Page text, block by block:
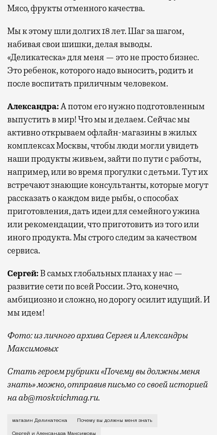
Мясо, фрукты отменного качества.
Мы к этому шли долгих 18 лет. Шаг за шагом,
набивая свои шишки, делая выводы.
«Деликатеска» для меня — это не просто бизнес.
Это ребенок, которого надо выносить, родить и
после воспитать приличным человеком.
Александра:А потом его нужно подготовленным
выпустить в мир! Что мы и делаем. Сейчас мы
активно открываем офлайн-магазины в жилых
комплексах Москвы, чтобы люди могли увидеть
наши продукты живьем, зайти по пути с работы,
например, или во время прогулки с детьми. Тут их
встречают знающие консультанты, которые могут
рассказать о каждом виде рыбы, о способах
приготовления, дать идеи для семейного ужина
или рекомендации, что приготовить из того или
иного продукта. Мы строго следим за качеством
сервиса.
Сергей:В самых глобальных планах у нас —
развитие сети по всей России. Это, конечно,
амбициозно и сложно, но дорогу осилит идущий. И
мы идем!
Фото: из личного архива Сергея и Александры
Максимовых
Стать героем рубрики «Почему вы должны меня
знать» можно, отправив письмо со своей историей
на ab@moskvichmag.ru.
Сергей: Родился я в живописном месте в
магазин Деликатеска Почему вы должны меня знать
Сергей и Александра Максимовы